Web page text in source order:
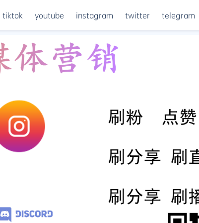
tiktok youtube instagram twitter telegram